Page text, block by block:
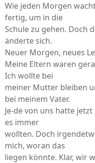
Wie jeden Morgen
fertig, um in die
Schule zu gehen. Doch
änderte sich.
Neuer Morgen, neues
Meine Eltern waren
Ich wollte bei
meiner Mutter bleiben
bei meinem Vater.
Je-de von uns hatte
es immer
wollten. Doch
mich, woran das
liegen könnte. Klar, wir